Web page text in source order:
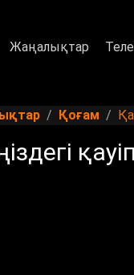
Жаңалықтар
Қоғам